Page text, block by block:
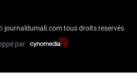
journaldumali.comtous droits reservés
par